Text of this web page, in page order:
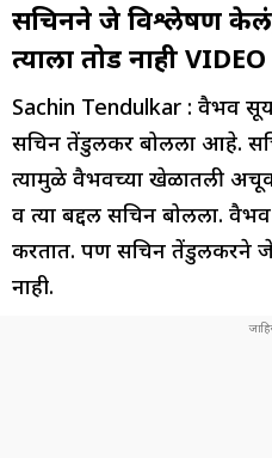
सचिनने जे विश्लेषण
त्याला तोड नाही VIDEO
Sachin Tendulkar : वैभव
सचिन तेंडुलकर बोलला आहे.
त्यामुळे वैभवच्या खेळातली
व त्या बद्दल सचिन बोलला.
करतात. पण सचिन तेंडुलकरने
नाही.